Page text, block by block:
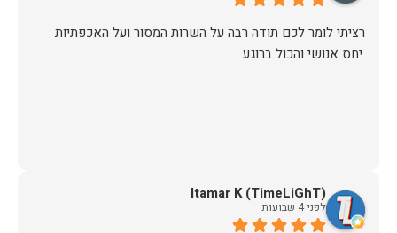
רציתי לומר לכם תודה רבה על השרות המסור ועל האכפתיות
.יחס אנושי והכול ברוגע
Itamar K (TimeLiGhT)
לפני 4 שבועות